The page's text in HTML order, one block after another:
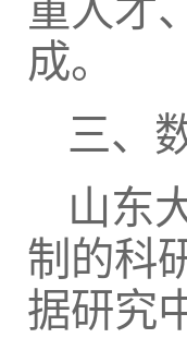
重人才
成。
三、
山东
制的科
据研究